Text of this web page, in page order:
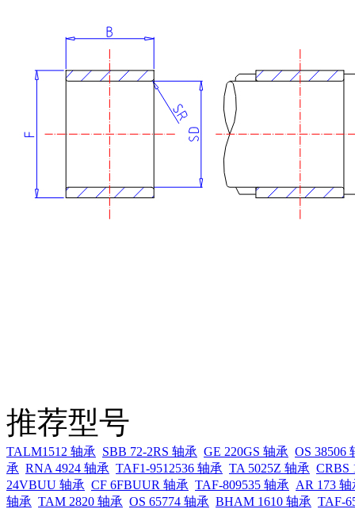
推荐型号
TALM1512 轴承 SBB 72-2RS 轴承 GE 220GS 轴承 OS 38506
承 RNA 4924 轴承 TAF1-9512536 轴承 TA 5025Z 轴承 CRBS
24VBUU 轴承 CF 6FBUUR 轴承 TAF-809535 轴承 AR 173 轴
轴承 TAM 2820 轴承 OS 65774 轴承 BHAM 1610 轴承 TAF-